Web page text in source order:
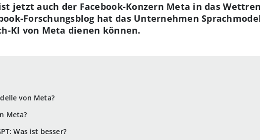
von Meta?
Meta?
Was ist besser?
jetzt auch der Facebook-Konzern Meta in das
Forschungsblog hat das Unternehmen
KI von Meta dienen können.